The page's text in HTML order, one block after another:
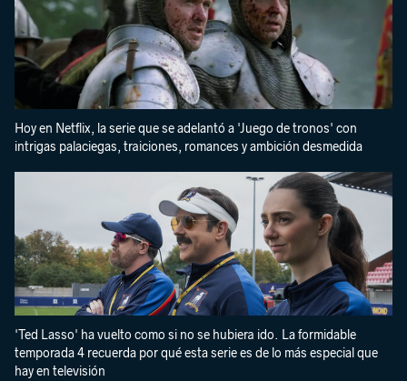
Hoy en Netflix, la serie que se adelantó a 'Juego de tronos' con
intrigas palaciegas, traiciones, romances y ambición desmedida
'Ted Lasso' ha vuelto como si no se hubiera ido. La formidable
temporada 4 recuerda por qué esta serie es de lo más especial que
hay en televisión